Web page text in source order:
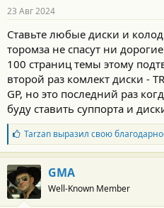
н
с
т
и
23 Авг 2024
Ставьте любые диски и
торомза не спасут ни
100 страниц темы этому
второй раз комлект диски -
GP, но это последний раз
буду ставить суппорта и
Б
л
а
г
о
д
а
Tarzanвыразил свою
GMA
Well-Known Member